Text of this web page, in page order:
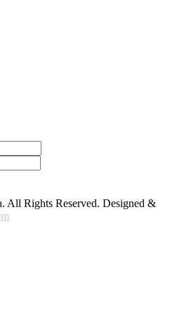
All Rights Reserved. Designed &